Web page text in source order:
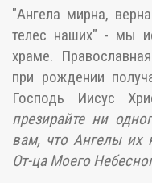
"Ангела мирна,
телес наших" - мы
храме.
при рождении
Господь Иисус
презирайте ни
вам, что Ангелы их
От-ца Моего